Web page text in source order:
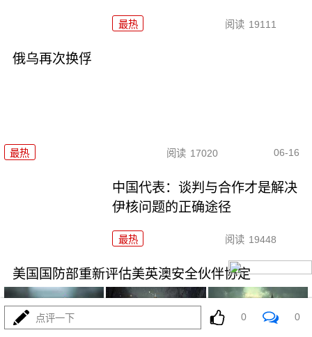
最热 阅读 19111
俄乌再次换俘
最热 阅读 17020 06-16
中国代表：谈判与合作才是解决
伊核问题的正确途径
最热 阅读 19448
美国国防部重新评估美英澳安全伙伴协定
点评一下 0 0